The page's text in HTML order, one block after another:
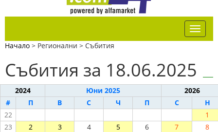
Начало > Регионални > Събития
Събития за 18.06.2025
2024 Юни 2025
2026
#
П В С Ч П С
Н
22
1
23
2 3 4 5 6 7
8